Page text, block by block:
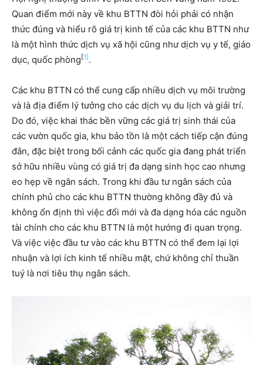
Quan điểm mới này về khu BTTN đòi hỏi phải có nhận
thức đúng và hiểu rõ giá trị kinh tế của các khu BTTN như
là một hình thức dịch vụ xã hội cũng như dịch vụ y tế, giáo
dục, quốc phòng [1] .
Các khu BTTN có thể cung cấp nhiều dịch vụ môi trường
và là địa điểm lý tưởng cho các dịch vụ du lịch và giải trí.
Do đó, việc khai thác bền vững các giá trị sinh thái của
các vườn quốc gia, khu bảo tồn là một cách tiếp cận đúng
đắn, đặc biệt trong bối cảnh các quốc gia đang phát triển
sở hữu nhiều vùng có giá trị đa dạng sinh học cao nhưng
eo hẹp về ngân sách. Trong khi đầu tư ngân sách của
chính phủ cho các khu BTTN thường không đầy đủ và
không ổn định thì việc đổi mới và đa dạng hóa các nguồn
tài chính cho các khu BTTN là một hướng đi quan trọng.
Và việc việc đầu tư vào các khu BTTN có thể đem lại lợi
nhuận và lợi ích kinh tế nhiều mặt, chứ không chỉ thuần
tuý là nơi tiêu thụ ngân sách.